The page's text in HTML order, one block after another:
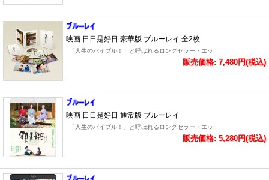
映画 日日是好日 豪華版 ブルーレイ 全2枚
「人生のバイブル！」と呼ばれるロングセラー・エッ..
販売価格: 7,480円(税込)
映画 日日是好日 通常版 ブルーレイ
「人生のバイブル！」と呼ばれるロングセラー・エッ..
販売価格: 5,280円(税込)